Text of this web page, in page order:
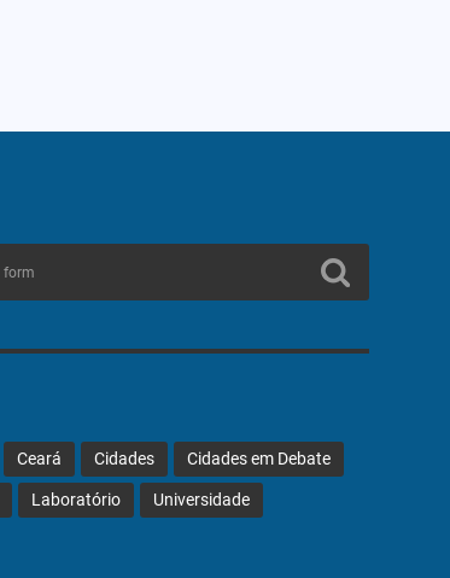
Ceará Cidades Cidades em Debate
Laboratório Universidade